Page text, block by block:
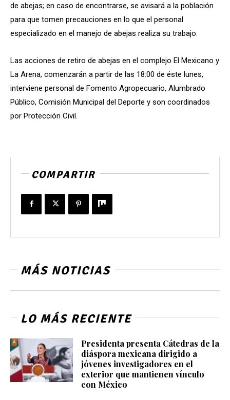
de abejas; en caso de encontrarse, se avisará a la población
para que tomen precauciones en lo que el personal
especializado en el manejo de abejas realiza su trabajo.
Las acciones de retiro de abejas en el complejo El Mexicano y
La Arena, comenzarán a partir de las 18:00 de éste lunes,
interviene personal de Fomento Agropecuario, Alumbrado
Público, Comisión Municipal del Deporte y son coordinados
por Protección Civil.
COMPARTIR
MÁS NOTICIAS
LO MÁS RECIENTE
Presidenta presenta Cátedras de la
diáspora mexicana dirigido a
jóvenes investigadores en el
exterior que mantienen vínculo
con México